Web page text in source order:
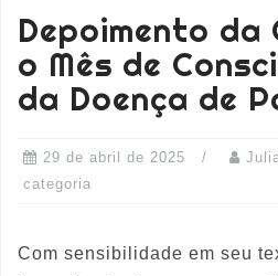
Depoimento da
o Mês de
da Doença de
29 de abril de 2025
categoria
Com sensibilidade em seu